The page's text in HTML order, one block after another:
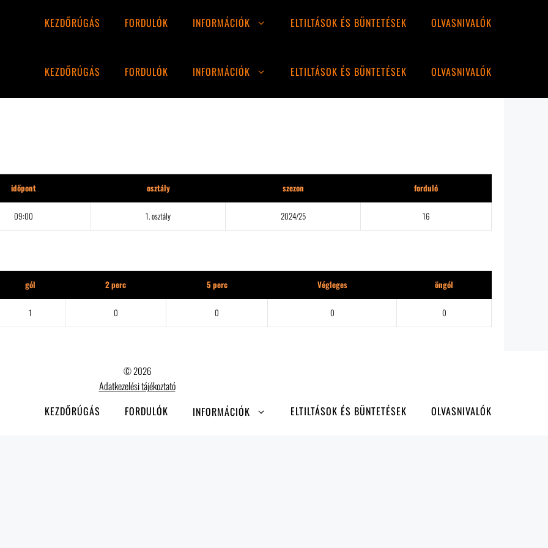
KEZDŐRÚGÁS FORDULÓK INFORMÁCIÓK ELTILTÁSOK ÉS BÜNTETÉSEK OLVASNIVALÓK
KEZDŐRÚGÁS FORDULÓK INFORMÁCIÓK ELTILTÁSOK ÉS BÜNTETÉSEK OLVASNIVALÓK
időpont osztály szezon forduló
09:00 1. osztály 2024/25 16
gól 2 perc 5 perc Végleges öngól
1 0 0 0 0
© 2026
Adatkezelési tájékoztató
KEZDŐRÚGÁS FORDULÓK INFORMÁCIÓK ELTILTÁSOK ÉS BÜNTETÉSEK OLVASNIVALÓK